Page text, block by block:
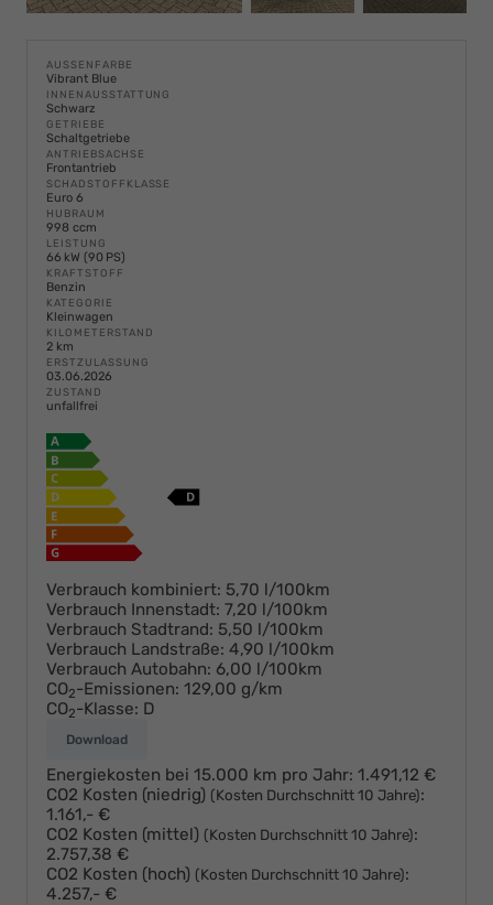
AUSSENFARBE
Vibrant Blue
INNENAUSSTATTUNG
Schwarz
GETRIEBE
Schaltgetriebe
ANTRIEBSACHSE
Frontantrieb
SCHADSTOFFKLASSE
Euro 6
HUBRAUM
998 ccm
LEISTUNG
66 kW (90 PS)
KRAFTSTOFF
Benzin
KATEGORIE
Kleinwagen
KILOMETERSTAND
2 km
ERSTZULASSUNG
03.06.2026
ZUSTAND
unfallfrei
Verbrauch kombiniert: 5,70 l/100km
Verbrauch Innenstadt: 7,20 l/100km
Verbrauch Stadtrand: 5,50 l/100km
Verbrauch Landstraße: 4,90 l/100km
Verbrauch Autobahn: 6,00 l/100km
CO2-Emissionen: 129,00 g/km
CO2-Klasse: D
Download
Energiekosten bei 15.000 km pro Jahr: 1.491,12 €
CO2 Kosten (niedrig) (Kosten Durchschnitt 10 Jahre):
1.161,- €
CO2 Kosten (mittel) (Kosten Durchschnitt 10 Jahre):
2.757,38 €
CO2 Kosten (hoch) (Kosten Durchschnitt 10 Jahre):
4.257,- €